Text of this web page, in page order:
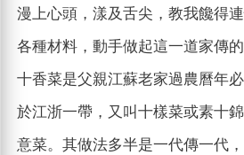
漫上心頭，漾及舌尖，教我饞得
各種材料，動手做起這一道家傳的
十香菜是父親江蘇老家過農曆年
於江浙一帶，又叫十樣菜或素十
意菜。其做法多半是一代傳一代